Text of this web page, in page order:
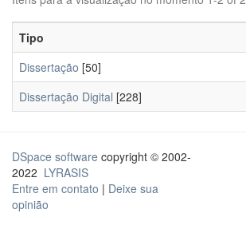
Tipo
Dissertação [50]
Dissertação Digital [228]
DSpace software copyright © 2002-
2022 LYRASIS
Entre em contato | Deixe sua
opinião